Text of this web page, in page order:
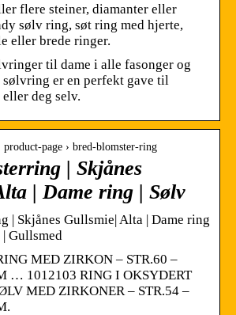
flere steiner, diamanter eller
sølv ring, søt ring med hjerte,
eller brede ringer.
til dame i alle fasonger og
er en perfekt gave til
deg selv.
page › bred-blomster-ring
| Skjånes
| Dame ring | Sølv
| Skjånes Gullsmie| Alta | Dame ring
Gullsmed
MED ZIRKON – STR.60 –
… 1012103 RING I OKSYDERT
MED ZIRKONER – STR.54 –